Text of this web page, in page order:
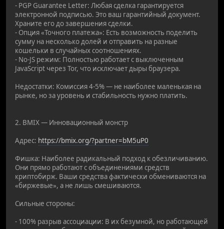
- PGP Guarantee Letter: Любая сделка гарантируется
электронной подписью. Это ваш гарантийный документ.
Храните его до завершения сделки.
- Опция «Точного платежа»: Есть возможность поделить
сумму на несколько долей и отправить на разные
кошельки в случайных соотношениях.
- No-JS режим: Полностью работает с выключенным
JavaScript через Tor, что исключает дыры браузера.
Недостатки: Комиссия 4-5% — не наиболее маленькая на
рынке, но за уровень и стабильность нужно платить.
2. BMIX — Инновационный монстр
Адрес: https://bmix.org/?partner=bM5uP0
Фишка: Наиболее радикальный подход к обезличиванию.
Они прямо работают с объединениями средств
криптобирж. Ваши средства фактически обмениваются на
«биржевые», а не лишь смешиваются.
Сильные стороны:
- 100% разрыв ассоциации: В их безумной, но работающей